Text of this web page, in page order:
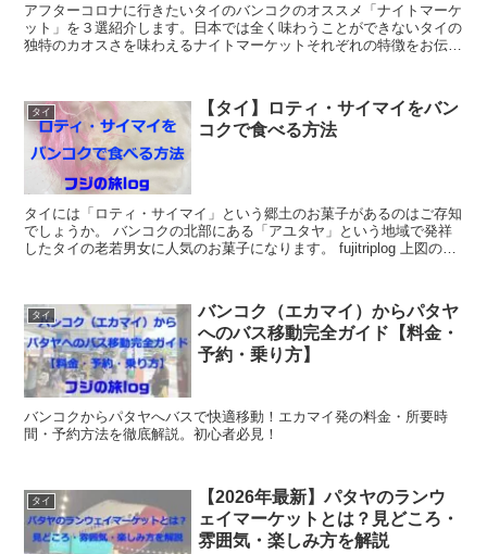
アフターコロナに行きたいタイのバンコクのオススメ「ナイトマーケ
ット」を３選紹介します。日本では全く味わうことができないタイの
独特のカオスさを味わえるナイトマーケットそれぞれの特徴をお伝え
タイ
【タイ】ロティ・サイマイをバン
コクで食べる方法
タイには「ロティ・サイマイ」という郷土のお菓子があるのはご存知
でしょうか。 バンコクの北部にある「アユタヤ」という地域で発祥
したタイの老若男女に人気のお菓子になります。 fujitriplog 上図のよ
タイ
バンコク（エカマイ）からパタヤ
へのバス移動完全ガイド【料金・
予約・乗り方】
バンコクからパタヤへバスで快適移動！エカマイ発の料金・所要時
間・予約方法を徹底解説。初心者必見！
タイ
【2026年最新】パタヤのランウ
ェイマーケットとは？見どころ・
雰囲気・楽しみ方を解説